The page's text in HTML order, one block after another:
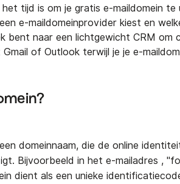
tijd is om je gratis e-maildomein te
e-maildomeinprovider kiest en
bent naar een lichtgewicht CRM om
of Outlook terwijl je je e-
domeinnaam, die de online
Bijvoorbeeld in het e-mailadres ,
dient als een unieke